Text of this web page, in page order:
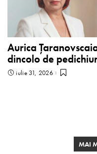
Aurica
dincolo de
iulie 31, 2026
MAI